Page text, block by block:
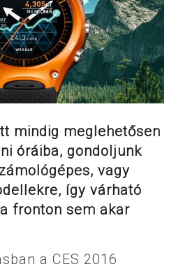
mindig meglehetősen
óráiba, gondoljunk
vagy
így várható
fronton sem akar
a CES 2016